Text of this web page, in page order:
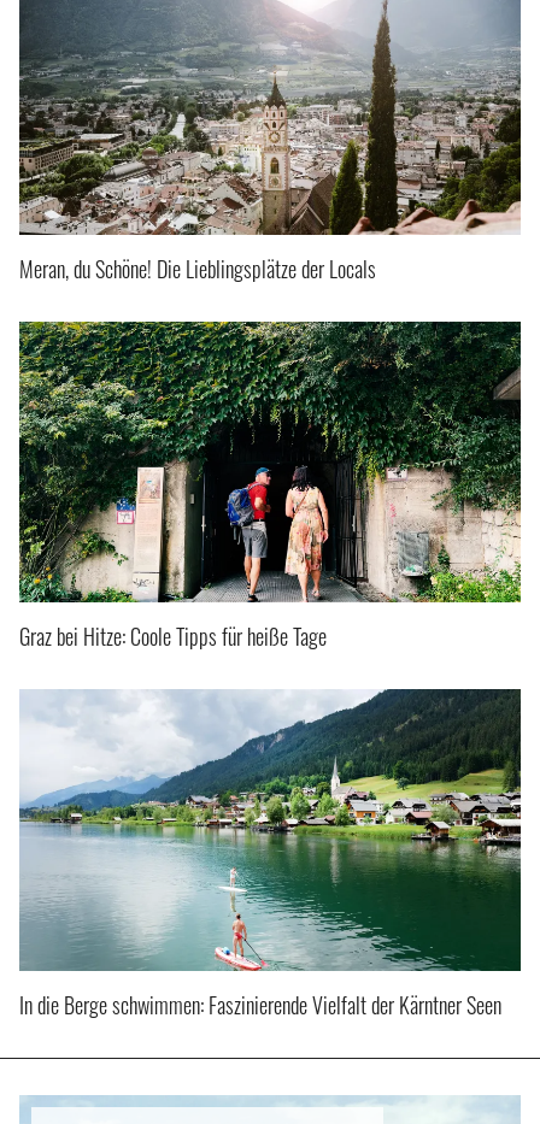
Meran, du Schöne! Die Lieblingsplätze der Locals
Graz bei Hitze: Coole Tipps für heiße Tage
In die Berge schwimmen: Faszinierende Vielfalt der Kärntner Seen